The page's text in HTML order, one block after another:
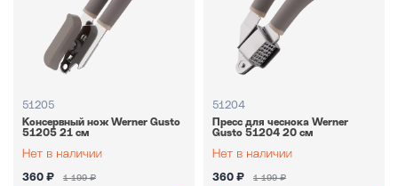
51205
Консервный нож Werner Gusto
51205 21 см
360 ₽ 1 199 ₽
51204
Пресс для чеснока Werner
Gusto 51204 20 см
360 ₽ 1 199 ₽